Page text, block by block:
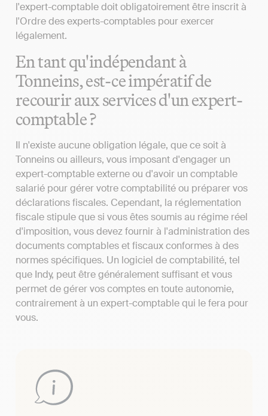
l'expert-comptable doit obligatoirement être inscrit à
l'Ordre des experts-comptables pour exercer
légalement.
En tant qu'indépendant à
Tonneins, est-ce impératif de
recourir aux services d'un expert-
comptable ?
Il n'existe aucune obligation légale, que ce soit à
Tonneins ou ailleurs, vous imposant d'engager un
expert-comptable externe ou d'avoir un comptable
salarié pour gérer votre comptabilité ou préparer vos
déclarations fiscales. Cependant, la réglementation
fiscale stipule que si vous êtes soumis au régime réel
d'imposition, vous devez fournir à l'administration des
documents comptables et fiscaux conformes à des
normes spécifiques. Un logiciel de comptabilité, tel
que Indy, peut être généralement suffisant et vous
permet de gérer vos comptes en toute autonomie,
contrairement à un expert-comptable qui le fera pour
vous.